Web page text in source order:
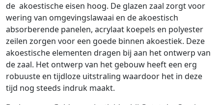
de akoestische eisen hoog. De glazen zaal zorgt voor
wering van omgevingslawaai en de akoestisch
absorberende panelen, acrylaat koepels en polyester
zeilen zorgen voor een goede binnen akoestiek. Deze
akoestische elementen dragen bij aan het ontwerp van
de zaal. Het ontwerp van het gebouw heeft een erg
robuuste en tijdloze uitstraling waardoor het in deze
tijd nog steeds indruk maakt.